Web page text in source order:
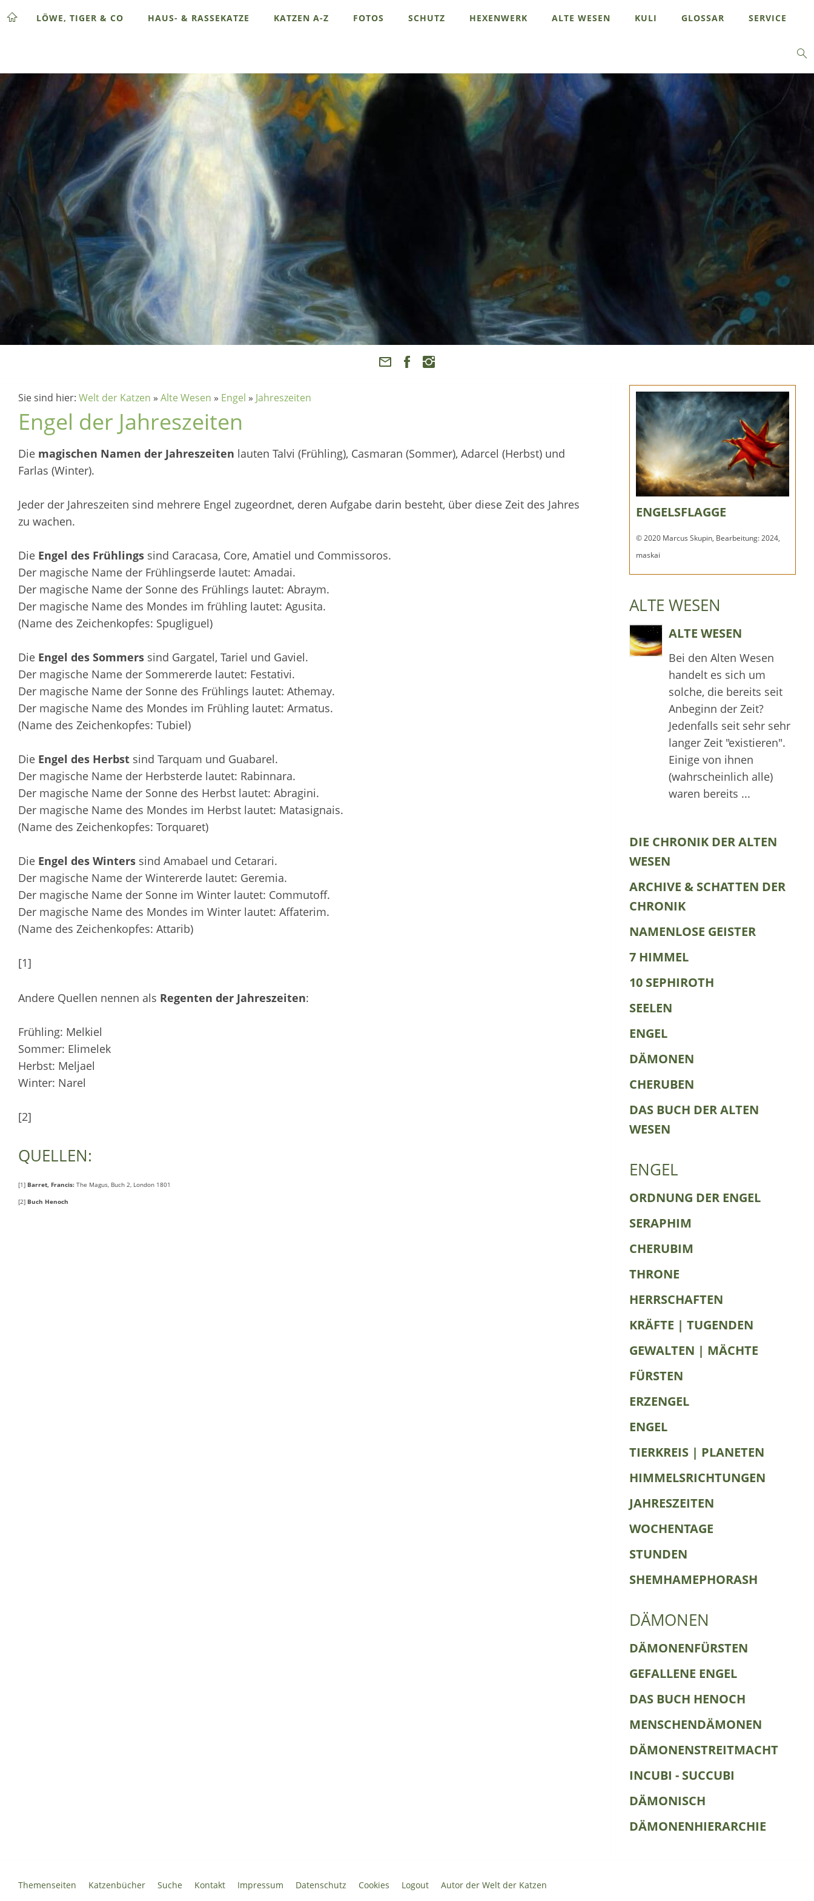
LÖWE, TIGER & CO HAUS- & RASSEKATZE KATZEN A-Z FOTOS SCHUTZ HEXENWERK ALTE WESEN KULI GLOSSAR SERVICE
Sie sind hier: Welt der Katzen » Alte Wesen » Engel » Jahreszeiten
Engel der Jahreszeiten
Die magischen Namen der Jahreszeiten lauten Talvi (Frühling), Casmaran (Sommer), Adarcel (Herbst) und
Farlas (Winter).
Jeder der Jahreszeiten sind mehrere Engel zugeordnet, deren Aufgabe darin besteht, über diese Zeit des Jahres
zu wachen.
Die Engel des Frühlings sind Caracasa, Core, Amatiel und Commissoros.
Der magische Name der Frühlingserde lautet: Amadai.
Der magische Name der Sonne des Frühlings lautet: Abraym.
Der magische Name des Mondes im frühling lautet: Agusita.
(Name des Zeichenkopfes: Spugliguel)
Die Engel des Sommers sind Gargatel, Tariel und Gaviel.
Der magische Name der Sommererde lautet: Festativi.
Der magische Name der Sonne des Frühlings lautet: Athemay.
Der magische Name des Mondes im Frühling lautet: Armatus.
(Name des Zeichenkopfes: Tubiel)
Die Engel des Herbst sind Tarquam und Guabarel.
Der magische Name der Herbsterde lautet: Rabinnara.
Der magische Name der Sonne des Herbst lautet: Abragini.
Der magische Name des Mondes im Herbst lautet: Matasignais.
(Name des Zeichenkopfes: Torquaret)
Die Engel des Winters sind Amabael und Cetarari.
Der magische Name der Wintererde lautet: Geremia.
Der magische Name der Sonne im Winter lautet: Commutoff.
Der magische Name des Mondes im Winter lautet: Affaterim.
(Name des Zeichenkopfes: Attarib)
[1]
Andere Quellen nennen als Regenten der Jahreszeiten:
Frühling: Melkiel
Sommer: Elimelek
Herbst: Meljael
Winter: Narel
[2]
QUELLEN:
[1] Barret, Francis: The Magus, Buch 2, London 1801
[2] Buch Henoch
ENGELSFLAGGE
© 2020 Marcus Skupin, Bearbeitung: 2024,
maskai
ALTE WESEN
ALTE WESEN
Bei den Alten Wesen
handelt es sich um
solche, die bereits seit
Anbeginn der Zeit?
Jedenfalls seit sehr sehr
langer Zeit "existieren".
Einige von ihnen
(wahrscheinlich alle)
waren bereits ...
DIE CHRONIK DER ALTEN
WESEN
ARCHIVE & SCHATTEN DER
CHRONIK
NAMENLOSE GEISTER
7 HIMMEL
10 SEPHIROTH
SEELEN
ENGEL
DÄMONEN
CHERUBEN
DAS BUCH DER ALTEN
WESEN
ENGEL
ORDNUNG DER ENGEL
SERAPHIM
CHERUBIM
THRONE
HERRSCHAFTEN
KRÄFTE | TUGENDEN
GEWALTEN | MÄCHTE
FÜRSTEN
ERZENGEL
ENGEL
TIERKREIS | PLANETEN
HIMMELSRICHTUNGEN
JAHRESZEITEN
WOCHENTAGE
STUNDEN
SHEMHAMEPHORASH
DÄMONEN
DÄMONENFÜRSTEN
GEFALLENE ENGEL
DAS BUCH HENOCH
MENSCHENDÄMONEN
DÄMONENSTREITMACHT
INCUBI - SUCCUBI
DÄMONISCH
DÄMONENHIERARCHIE
Themenseiten Katzenbücher Suche Kontakt Impressum Datenschutz Cookies Logout Autor der Welt der Katzen